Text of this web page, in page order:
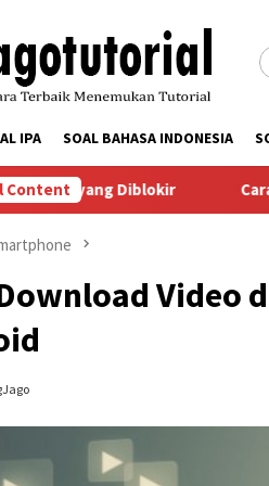
IPA SOAL BAHASA INDONESIA
Content
Diblokir Cara
Video